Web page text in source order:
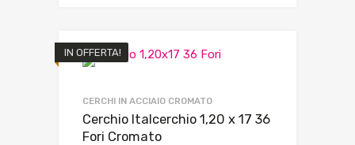
IN OFFERTA!
CERCHI IN ACCIAIO CROMATO
Cerchio Italcerchio 1,20 x 17 36
Fori Cromato